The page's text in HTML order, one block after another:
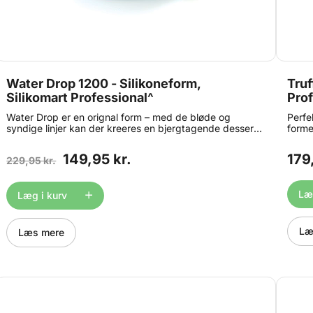
Water Drop 1200 - Silikoneform,
Silikomart Professional^
Water Drop er en orignal form – med de bløde og
syndige linjer kan der kreeres en bjergtagende dessert
ovn, mikrobølgeovn og fryser. Formen måler ca. ø 18 x h
ikke. 20.345.87.0065
229,95 kr. 149,95 kr.
Læg i kurv
Læs mere
en
446
mm